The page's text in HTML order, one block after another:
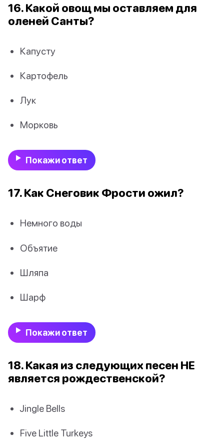
16. Какой овощ мы оставляем для
оленей Санты?
Капусту
Картофель
Лук
Морковь
Покажи ответ
17. Как Снеговик Фрости ожил?
Немного воды
Объятие
Шляпа
Шарф
Покажи ответ
18. Какая из следующих песен НЕ
является рождественской?
Jingle Bells
Five Little Turkeys